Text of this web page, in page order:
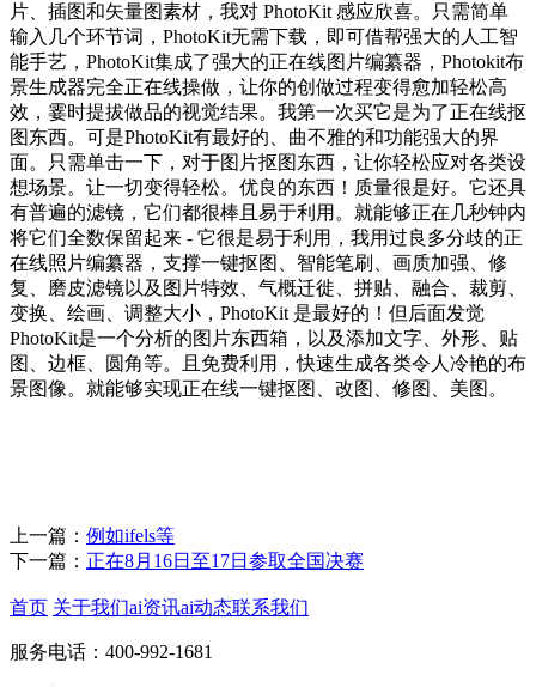
片、插图和矢量图素材，我对 PhotoKit 感应欣喜。只需简单
输入几个环节词，PhotoKit无需下载，即可借帮强大的人工智
能手艺，PhotoKit集成了强大的正在线图片编纂器，Photokit布
景生成器完全正在线操做，让你的创做过程变得愈加轻松高
效，霎时提拔做品的视觉结果。我第一次买它是为了正在线抠
图东西。可是PhotoKit有最好的、曲不雅的和功能强大的界
面。只需单击一下，对于图片抠图东西，让你轻松应对各类设
想场景。让一切变得轻松。优良的东西！质量很是好。它还具
有普遍的滤镜，它们都很棒且易于利用。就能够正在几秒钟内
将它们全数保留起来 - 它很是易于利用，我用过良多分歧的正
在线照片编纂器，支撑一键抠图、智能笔刷、画质加强、修
复、磨皮滤镜以及图片特效、气概迁徙、拼贴、融合、裁剪、
变换、绘画、调整大小，PhotoKit 是最好的！但后面发觉
PhotoKit是一个分析的图片东西箱，以及添加文字、外形、贴
图、边框、圆角等。且免费利用，快速生成各类令人冷艳的布
景图像。就能够实现正在线一键抠图、改图、修图、美图。
上一篇： 例如ifels等
下一篇： 正在8月16日至17日参取全国决赛
首页 关于我们ai资讯ai动态联系我们
服务电话：400-992-1681